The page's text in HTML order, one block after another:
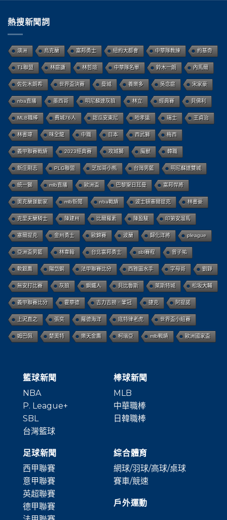
熱搜新聞詞
澳洲 烏克蘭 富邦勇士 紐約大都會 中華隊教練 約基奇
T1聯盟 林庭謙 林哲瑄 中華隊名單 鈴木一朗 內馬爾
佐佐木朗希 世界盃決賽 曼城 養樂多 吳念庭 宋家豪
nba直播 墨西哥 明尼蘇達灰狼 林立 經典賽 貝佛利
MLB職棒 費城76人 甜瓜安東尼 哈孝遠 瑞士 王貞治
林書瑋 味全龍 中職 日本 西武獅 梅西
義甲聯賽戰績 2023經典賽 攻城獅 魔獸 韓職
新庄剛志 PLG聯盟 芝加哥小熊 台灣男籃 明尼蘇達雙城
統一獅 mlb直播 歐洲盃 巴黎聖日耳曼 富邦悍將
奧克蘭運動家 mlb新聞 nba戰績 波士頓塞爾提克 林書豪
克里夫蘭騎士 陳建州 比爾羅素 陳盈駿 印第安溜馬
塞爾提克 金州勇士 歐錦賽 波蘭 歸化洋將 pleague
亞洲盃男籃 林韋翰 台北富邦勇士 sbl賽程 曾子祐
軟銀鷹 陽岱鋼 法甲聯賽比分 西雅圖水手 字母哥 劉錚
無安打比賽 灰狼 鋼鐵人 貝比魯斯 萊斯特城 松坂大輔
義甲聯賽比分 霍華德 吉力吉撈．鞏冠 捷克 阿提諾
上沢直之 張奕 羅德海洋 底特律老虎 世界盃小組賽
姆巴佩 楚奧特 樂天金鷹 柯瑞亞 mlb戰績 歐洲國家盃
籃球新聞
NBA
P. League+
SBL
台灣籃球
棒球新聞
MLB
中華職棒
日韓職棒
足球新聞
西甲聯賽
意甲聯賽
英超聯賽
德甲聯賽
綜合體育
網球/羽球/高球/桌球
賽車/競速
戶外運動